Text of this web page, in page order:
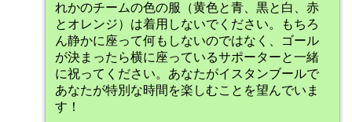
れかのチームの色の服（黄色と青、黒と白、赤
とオレンジ）は着用しないでください。もちろ
ん静かに座って何もしないのではなく、ゴール
が決まったら横に座っているサポーターと一緒
に祝ってください。あなたがイスタンブールで
あなたが特別な時間を楽しむことを望んでいま
す！